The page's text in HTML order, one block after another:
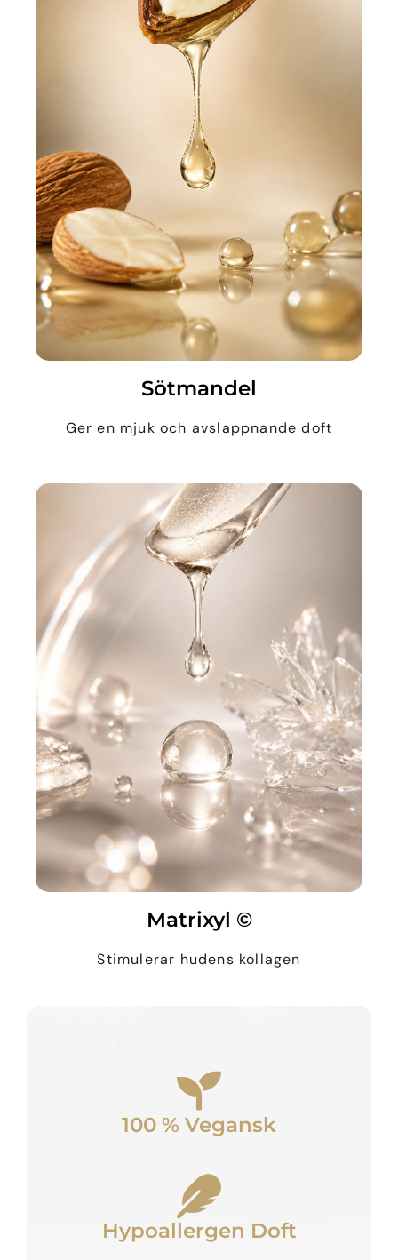
Sötmandel
Ger en mjuk och avslappnande doft
Matrixyl ©
Stimulerar hudens kollagen
100 % Vegansk
Hypoallergen Doft